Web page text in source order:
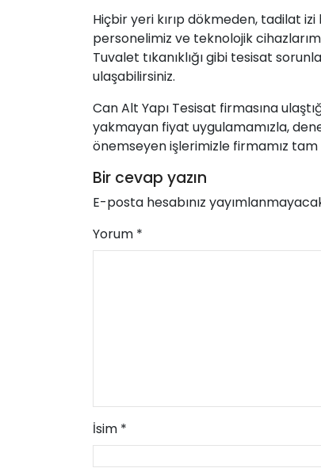
Hiçbir yeri kırıp dökmeden, tadilat
personelimiz ve teknolojik
Tuvalet tıkanıklığı gibi tesisat
ulaşabilirsiniz.
Can Alt Yapı Tesisat firmasına
yakmayan fiyat uygulamamızla,
önemseyen işlerimizle firmamız
Bir cevap yazın
E-posta hesabınız
Yorum *
İsim *